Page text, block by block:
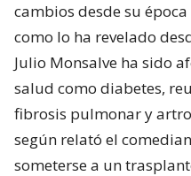
cambios desde su
como lo ha revelado
Julio Monsalve ha sido
salud como diabetes,
fibrosis pulmonar y
según relató el
someterse a un